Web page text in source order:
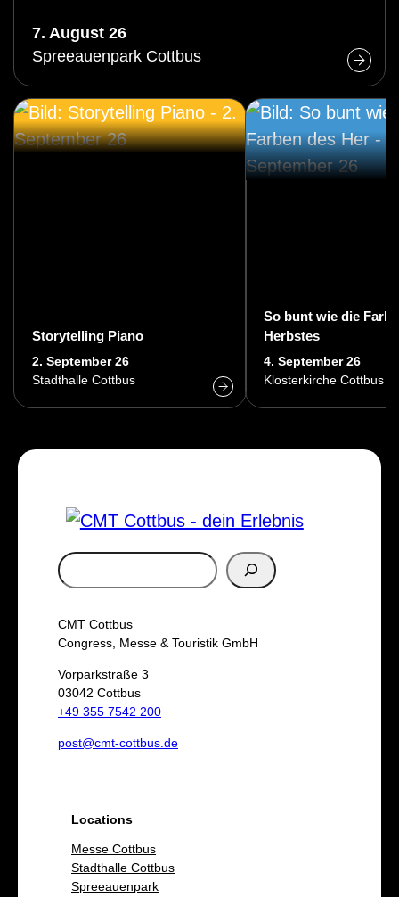
7. August 26
Spreeauenpark Cottbus
Storytelling Piano
2. September 26
Stadthalle Cottbus
So bunt wie die
Herbstes
4. September 26
Klosterkirche Cottbus
S
u
c
h
e
n
CMT Cottbus
Congress, Messe & Touristik GmbH
Vorparkstraße 3
03042 Cottbus
+49 355 7542 200
post@cmt-cottbus.de
Locations
Messe Cottbus
Stadthalle Cottbus
Spreeauenpark